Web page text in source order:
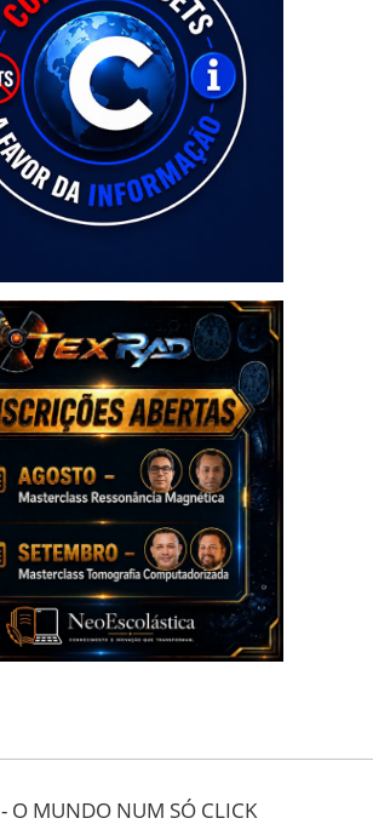
- O MUNDO NUM SÓ CLICK